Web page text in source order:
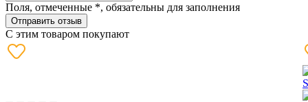
Поля, отмеченные *, обязательны для заполнения
Отправить отзыв
С этим товаром покупают